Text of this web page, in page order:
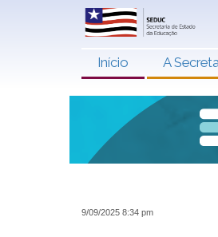
Início A
9/09/2025 8:34 pm